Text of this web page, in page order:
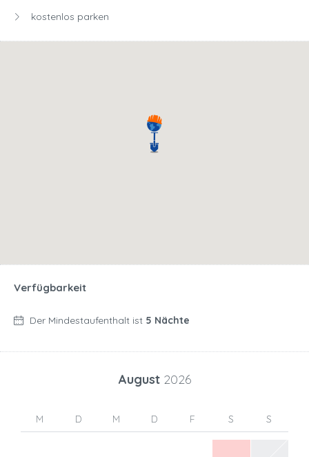
kostenlos parken
Verfügbarkeit
Der Mindestaufenthalt ist 5 Nächte
August 2026
M D M D F S S